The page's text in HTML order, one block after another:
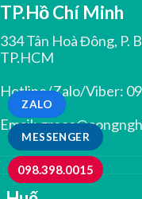
MESSENGER
ZALO
098.398.0015
TP.Hồ Chí Minh
334 Tân Hoà Đông, P.
TP.HCM
Hotline/Zalo/Viber:
Email: